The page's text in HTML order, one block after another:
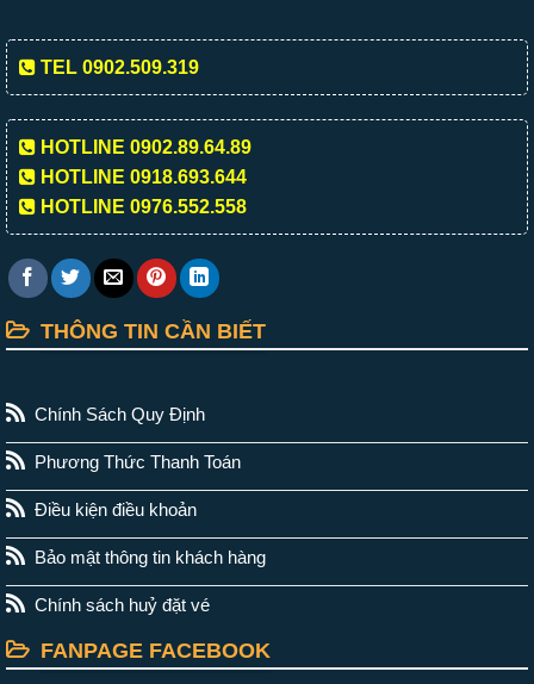
TEL 0902.509.319
HOTLINE 0902.89.64.89
HOTLINE 0918.693.644
HOTLINE 0976.552.558
THÔNG TIN CẦN BIẾT
Chính Sách Quy Định
Phương Thức Thanh Toán
Điều kiện điều khoản
Bảo mật thông tin khách hàng
Chính sách huỷ đặt vé
FANPAGE FACEBOOK